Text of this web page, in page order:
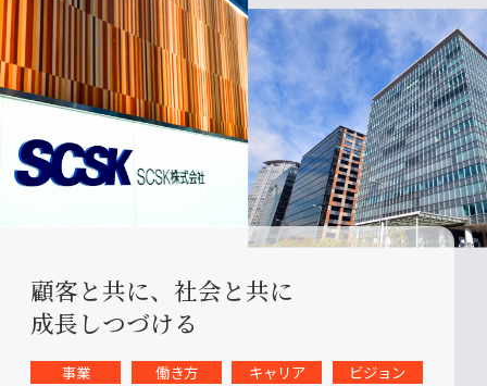
顧客と共に、社会と共に
成長しつづける
事業 働き方 キャリア ビジョン